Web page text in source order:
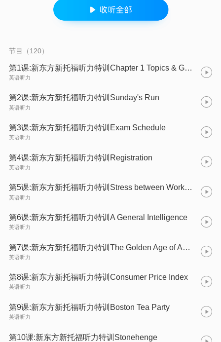
节目（120）
第1课:新东方新托福听力特训Chapter 1 Topics & General Ideas
英语听力
第2课:新东方新托福听力特训Sunday's Run
英语听力
第3课:新东方新托福听力特训Exam Schedule
英语听力
第4课:新东方新托福听力特训Registration
英语听力
第5课:新东方新托福听力特训Stress between Work and Study
英语听力
第6课:新东方新托福听力特训A General Intelligence
英语听力
第7课:新东方新托福听力特训The Golden Age of American Agriculture
英语听力
第8课:新东方新托福听力特训Consumer Price Index
英语听力
第9课:新东方新托福听力特训Boston Tea Party
英语听力
第10课:新东方新托福听力特训Stonehenge